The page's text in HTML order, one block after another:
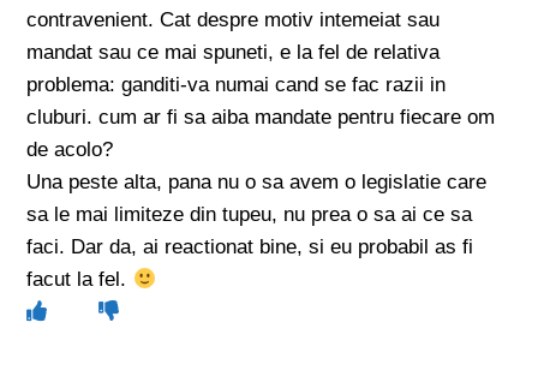
contravenient. Cat despre motiv intemeiat sau
mandat sau ce mai spuneti, e la fel de relativa
problema: ganditi-va numai cand se fac razii in
cluburi. cum ar fi sa aiba mandate pentru fiecare om
de acolo?
Una peste alta, pana nu o sa avem o legislatie care
sa le mai limiteze din tupeu, nu prea o sa ai ce sa
faci. Dar da, ai reactionat bine, si eu probabil as fi
facut la fel.